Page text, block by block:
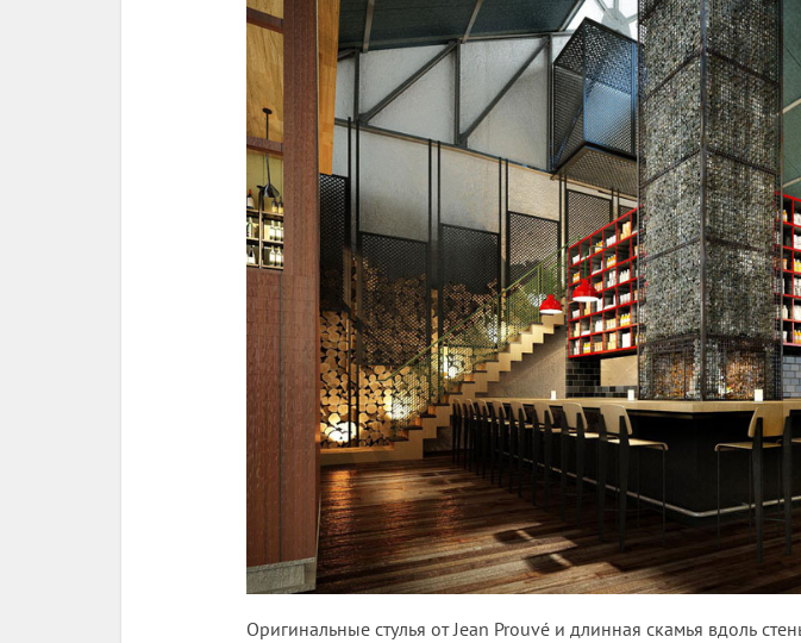
Оригинальные стулья от Jean Prouvé и длинная скамья вдоль